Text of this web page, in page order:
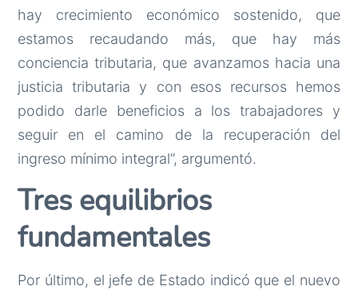
hay crecimiento económico sostenido, que
estamos recaudando más, que hay más
conciencia tributaria, que avanzamos hacia una
justicia tributaria y con esos recursos hemos
podido darle beneficios a los trabajadores y
seguir en el camino de la recuperación del
ingreso mínimo integral”, argumentó.
Tres equilibrios
fundamentales
Por último, el jefe de Estado indicó que el nuevo